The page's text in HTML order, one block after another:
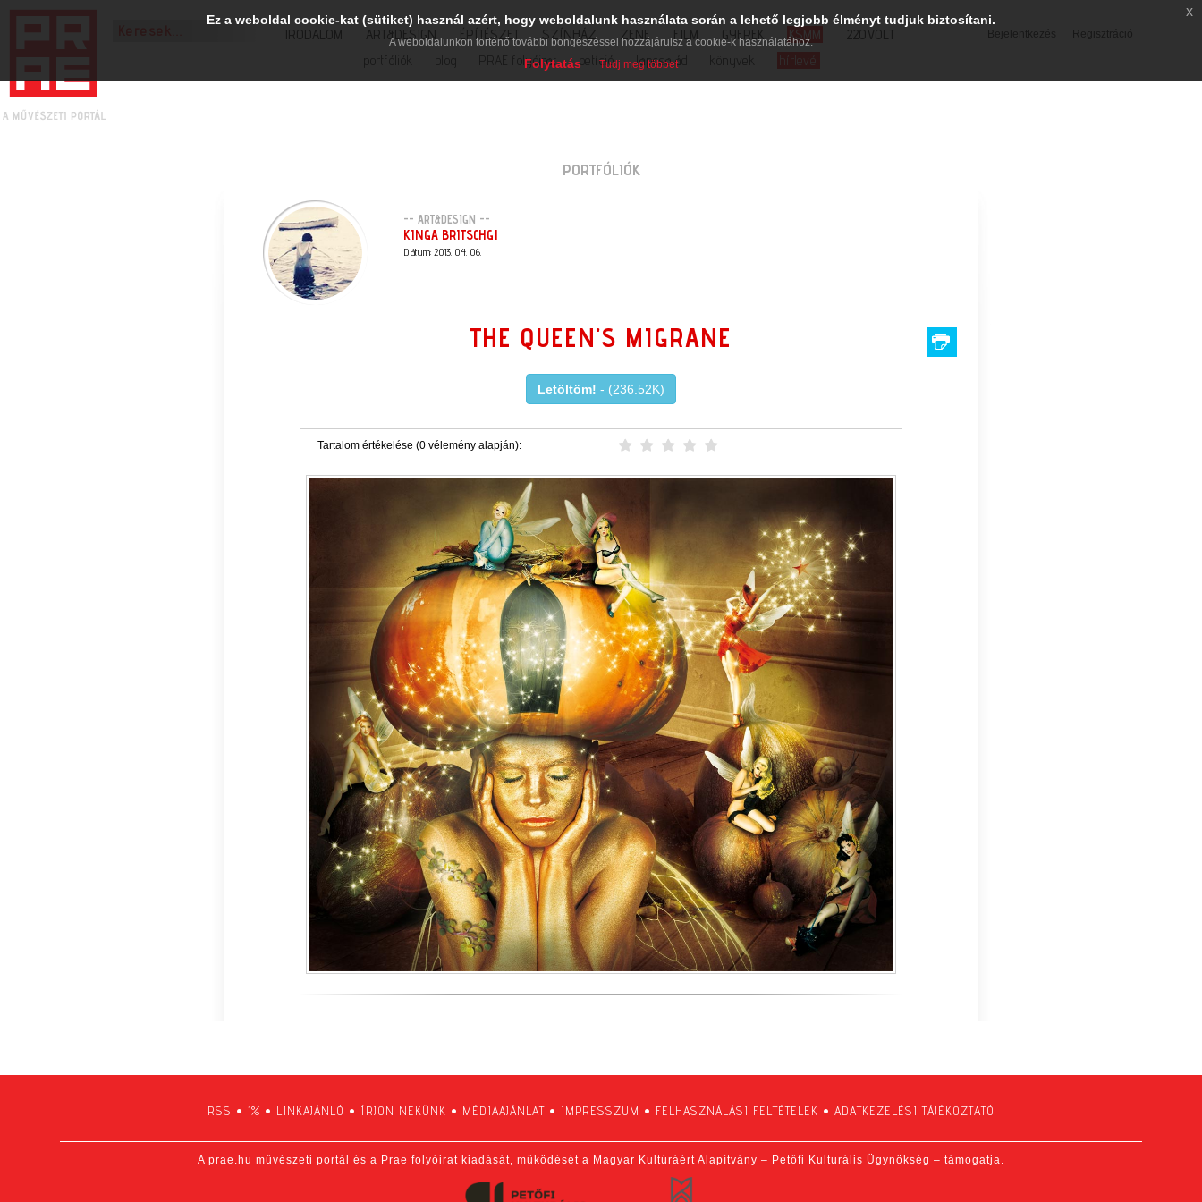
Bejelentkezés Regisztráció
IRODALOM ART&DESIGN ÉPÍTÉSZET SZÍNHÁZ ZENE FILM GYEREK KSMM
220VOLT
portfóliók
PRAE folyóirat petíció lapcsalád könyvek hírlevél
PORTFÓLIÓK
-- ART&DESIGN --
KINGA BRITSCHGI
Dátum: 2013. 04. 06.
THE QUEEN'S MIGRANE
Letöltöm! - (236.52K)
Tartalom értékelése (0 vélemény alapján):
RSS • 1% • LINKAJÁNLÓ • ÍRJON NEKÜNK • MÉDIAAJÁNLAT • IMPRESSZUM • FELHASZNÁLÁSI FELTÉTELEK • ADATKEZELÉSI TÁJÉKOZTATÓ
A prae.hu művészeti portál és a Prae folyóirat kiadását, működését a Magyar Kultúráért Alapítvány – Petőfi Kulturális Ügynökség – támogatja.
Ez a weboldal cookie-kat (sütiket) használ azért, hogy weboldalunk használata során a lehető legjobb élményt tudjuk biztosítani.
A weboldalunkon történő további böngészéssel hozzájárulsz a cookie-k használatához.
Folytatás Tudj meg többet
x